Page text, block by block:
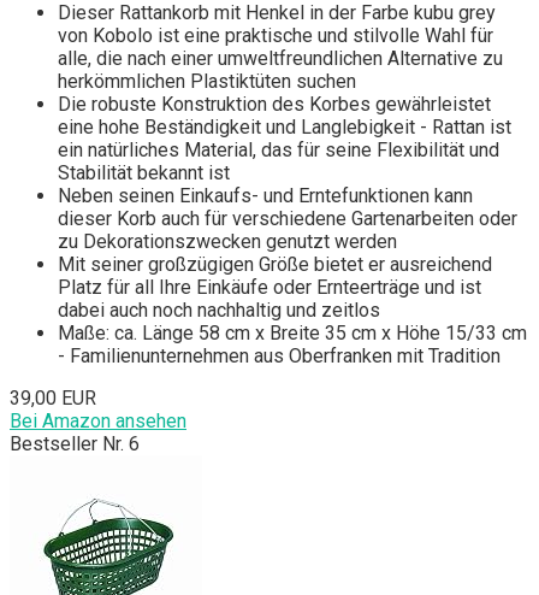
Dieser Rattankorb mit Henkel in der Farbe kubu grey
von Kobolo ist eine praktische und stilvolle Wahl für
alle, die nach einer umweltfreundlichen Alternative zu
herkömmlichen Plastiktüten suchen
Die robuste Konstruktion des Korbes gewährleistet
eine hohe Beständigkeit und Langlebigkeit - Rattan ist
ein natürliches Material, das für seine Flexibilität und
Stabilität bekannt ist
Neben seinen Einkaufs- und Erntefunktionen kann
dieser Korb auch für verschiedene Gartenarbeiten oder
zu Dekorationszwecken genutzt werden
Mit seiner großzügigen Größe bietet er ausreichend
Platz für all Ihre Einkäufe oder Ernteerträge und ist
dabei auch noch nachhaltig und zeitlos
Maße: ca. Länge 58 cm x Breite 35 cm x Höhe 15/33 cm
- Familienunternehmen aus Oberfranken mit Tradition
39,00 EUR
Bei Amazon ansehen
Bestseller Nr. 6